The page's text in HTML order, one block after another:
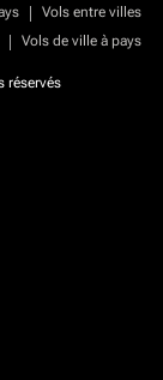
|
Vols entre villes
| Vols de ville à pays
réservés